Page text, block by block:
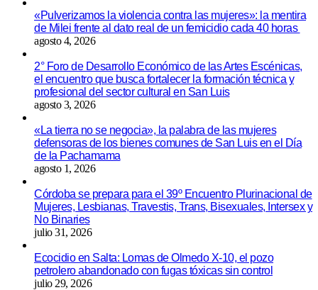
«Pulverizamos la violencia contra las mujeres»: la mentira
de Milei frente al dato real de un femicidio cada 40 horas
agosto 4, 2026
2° Foro de Desarrollo Económico de las Artes Escénicas,
el encuentro que busca fortalecer la formación técnica y
profesional del sector cultural en San Luis
agosto 3, 2026
«La tierra no se negocia», la palabra de las mujeres
defensoras de los bienes comunes de San Luis en el Día
de la Pachamama
agosto 1, 2026
Córdoba se prepara para el 39º Encuentro Plurinacional de
Mujeres, Lesbianas, Travestis, Trans, Bisexuales, Intersex y
No Binaries
julio 31, 2026
Ecocidio en Salta: Lomas de Olmedo X-10, el pozo
petrolero abandonado con fugas tóxicas sin control
julio 29, 2026